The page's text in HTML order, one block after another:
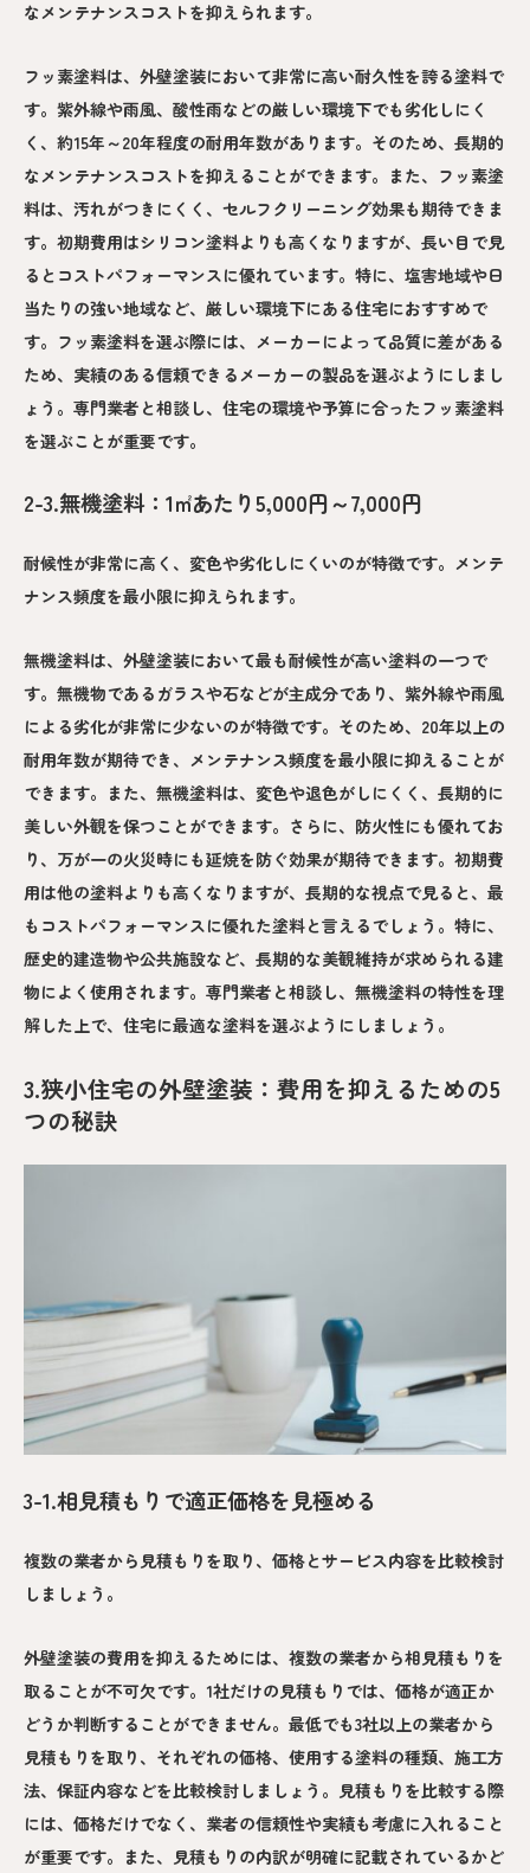
なメンテナンスコストを抑えられます。
フッ素塗料は、外壁塗装において非常に高い耐久性を誇る塗料で
す。紫外線や雨風、酸性雨などの厳しい環境下でも劣化しにく
く、約15年～20年程度の耐用年数があります。そのため、長期的
なメンテナンスコストを抑えることができます。また、フッ素塗
料は、汚れがつきにくく、セルフクリーニング効果も期待できま
す。初期費用はシリコン塗料よりも高くなりますが、長い目で見
るとコストパフォーマンスに優れています。特に、塩害地域や日
当たりの強い地域など、厳しい環境下にある住宅におすすめで
す。フッ素塗料を選ぶ際には、メーカーによって品質に差がある
ため、実績のある信頼できるメーカーの製品を選ぶようにしまし
ょう。専門業者と相談し、住宅の環境や予算に合ったフッ素塗料
を選ぶことが重要です。
2-3.無機塗料：1㎡あたり5,000円～7,000円
耐候性が非常に高く、変色や劣化しにくいのが特徴です。メンテ
ナンス頻度を最小限に抑えられます。
無機塗料は、外壁塗装において最も耐候性が高い塗料の一つで
す。無機物であるガラスや石などが主成分であり、紫外線や雨風
による劣化が非常に少ないのが特徴です。そのため、20年以上の
耐用年数が期待でき、メンテナンス頻度を最小限に抑えることが
できます。また、無機塗料は、変色や退色がしにくく、長期的に
美しい外観を保つことができます。さらに、防火性にも優れてお
り、万が一の火災時にも延焼を防ぐ効果が期待できます。初期費
用は他の塗料よりも高くなりますが、長期的な視点で見ると、最
もコストパフォーマンスに優れた塗料と言えるでしょう。特に、
歴史的建造物や公共施設など、長期的な美観維持が求められる建
物によく使用されます。専門業者と相談し、無機塗料の特性を理
解した上で、住宅に最適な塗料を選ぶようにしましょう。
3.狭小住宅の外壁塗装：費用を抑えるための5
つの秘訣
3-1.相見積もりで適正価格を見極める
複数の業者から見積もりを取り、価格とサービス内容を比較検討
しましょう。
外壁塗装の費用を抑えるためには、複数の業者から相見積もりを
取ることが不可欠です。1社だけの見積もりでは、価格が適正か
どうか判断することができません。最低でも3社以上の業者から
見積もりを取り、それぞれの価格、使用する塗料の種類、施工方
法、保証内容などを比較検討しましょう。見積もりを比較する際
には、価格だけでなく、業者の信頼性や実績も考慮に入れること
が重要です。また、見積もりの内訳が明確に記載されているかど